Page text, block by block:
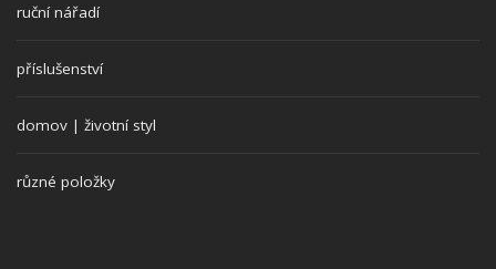
ruční nářadí
příslušenství
domov | životní styl
různé položky